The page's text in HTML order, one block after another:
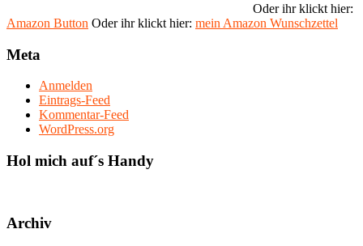
Oder ihr klickt hier:
Amazon Button Oder ihr klickt hier: mein Amazon Wunschzettel
Meta
Anmelden
Eintrags-Feed
Kommentar-Feed
WordPress.org
Hol mich auf´s Handy
Archiv